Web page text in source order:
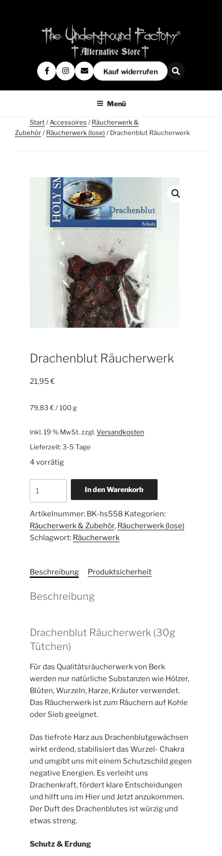
Kauf widerrufen
Menü
Start/Accessoires /Räucherwerk &
Zubehör/Räucherwerk (lose) / Drachenblut Räucherwerk
Drachenblut Räucherwerk
21,95€
79,83 €/100 g
inkl. 19 % MwSt. zzgl. Versandkosten
Lieferzeit: 3-5 Tage
4 vorrätig
In den Warenkorb
Artikelnummer: BK-hs558 Kategorien:
Räucherwerk & Zubehör, Räucherwerk (lose)
Schlagwort: Räucherwerk
Beschreibung Produktsicherheit
Beschreibung
Drachenblut Räucherwerk (30g
Tütchen)
Für das Qualitätsräucherwerk von Berk
werden nur natürliche Substanzen wie Hölzer,
Blüten, Wurzeln, Harze, Kräuter verwendet.
Das Räucherwerk ist zum Räuchern auf Kohle
oder Sieb geeignet.
Das tiefrote Harz aus Drachenblutgewächsen
wirkt erdend, stabilisiert das Wurzel- Chakra
und umgibt uns mit einem Schutzschild gegen
negative Energien. Es verleiht uns
Drachenkraft, fördert klare Entscheidungen
und hilft uns im Hier und Jetzt anzukommen.
Der Duft des Drachenblutes ist würzig und
etwas streng.
Schutz & Erdung